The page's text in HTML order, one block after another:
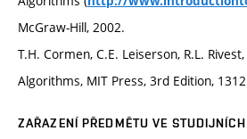
McGraw-Hill, 2002.
T.H. Cormen, C.E. Leiserson, R.L.
Algorithms, MIT Press, 3rd Edition,
ZAŘAZENÍ PŘEDMĚTU VE